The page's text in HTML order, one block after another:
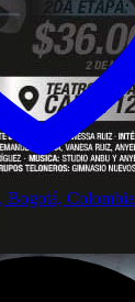
Bogotá, Colombia